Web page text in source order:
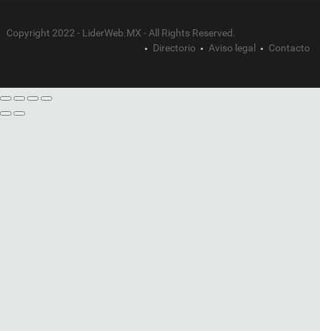
Copyright 2022 - LiderWeb.MX - All Rights Reserved.
Directorio
Aviso legal Contacto